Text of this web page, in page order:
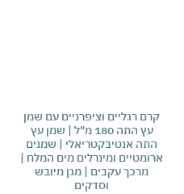
קרם רגליים וציפרניים עם שמן
עץ התה 180 מ"ל | שמן עץ
התה אנטיבקטריאלי | שמנים
ומינרלים מים המלח |
מרכך עקבים | מגן מיובש
וסדקים